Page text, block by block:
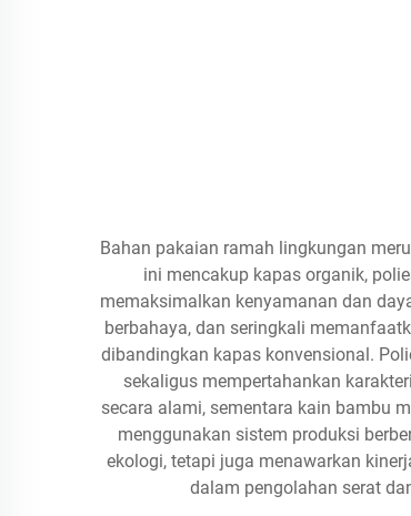
Bahan pakaian ramah lingkungan
ini mencakup kapas organik,
memaksimalkan kenyamanan dan
berbahaya, dan seringkali
dibandingkan kapas konvensional.
sekaligus mempertahankan
secara alami, sementara kain bambu
menggunakan sistem produksi
ekologi, tetapi juga menawarkan
dalam pengolahan serat